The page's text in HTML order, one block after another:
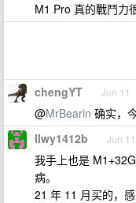
M1 Pro 真的戰鬥力
chengYT Jun 11
@MrBearin 确实，
llwy1412b Jun 11
我手上也是
病。
21 年 11 月买的，